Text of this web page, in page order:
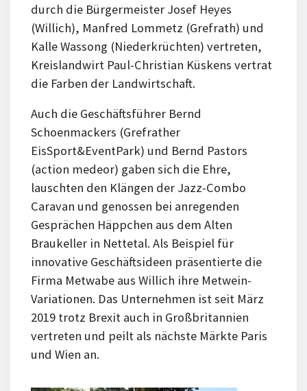
durch die Bürgermeister Josef Heyes
(Willich), Manfred Lommetz (Grefrath) und
Kalle Wassong (Niederkrüchten) vertreten,
Kreislandwirt Paul-Christian Küskens vertrat
die Farben der Landwirtschaft.
Auch die Geschäftsführer Bernd
Schoenmackers (Grefrather
EisSport&EventPark) und Bernd Pastors
(action medeor) gaben sich die Ehre,
lauschten den Klängen der Jazz-Combo
Caravan und genossen bei anregenden
Gesprächen Häppchen aus dem Alten
Braukeller in Nettetal. Als Beispiel für
innovative Geschäftsideen präsentierte die
Firma Metwabe aus Willich ihre Metwein-
Variationen. Das Unternehmen ist seit März
2019 trotz Brexit auch in Großbritannien
vertreten und peilt als nächste Märkte Paris
und Wien an.